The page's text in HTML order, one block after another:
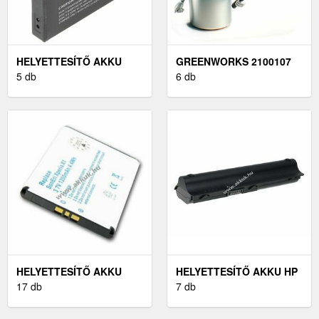
HELYETTESÍTŐ AKKU
PANASONIC LUMIX DMC-
5 db
GREENWORKS 2100107
AKKU (HELYETTESÍTŐ)
6 db
HELYETTESÍTŐ AKKU
SONY-ERICSSON XPERIA
17 db
HELYETTESÍTŐ AKKU HP
TÍPUS 593554-001
7 db